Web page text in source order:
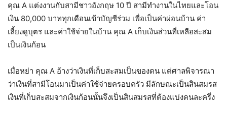
คุณ A แต่งงานกับสามีชาวอังกฤษ 10 ปี สามีทำงานในไทยและโอน
เงิน 80,000 บาททุกเดือนเข้าบัญชีร่วม เพื่อเป็นค่าผ่อนบ้าน ค่า
เลี้ยงดูบุตร และค่าใช้จ่ายในบ้าน คุณ A เก็บเงินส่วนที่เหลือสะสม
เป็นเงินก้อน
เมื่อหย่า คุณ A อ้างว่าเงินที่เก็บสะสมเป็นของตน แต่ศาลพิจารณา
ว่าเงินที่สามีโอนมาเป็นค่าใช้จ่ายครอบครัว มีลักษณะเป็นสินสมรส
เงินที่เก็บสะสมจากเงินก้อนนั้นจึงเป็นสินสมรสที่ต้องแบ่งคนละครึ่ง